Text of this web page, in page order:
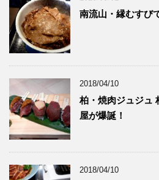
南流山・縁むすび
2018/04/10
柏・焼肉ジュジュ
屋が爆誕！
2018/04/10